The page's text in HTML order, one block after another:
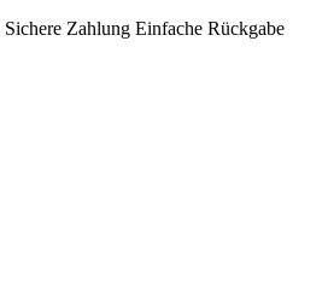
Sichere Zahlung Einfache Rückgabe